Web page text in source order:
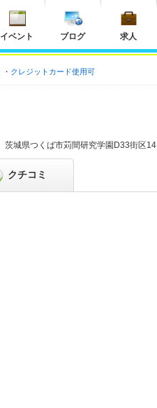
イベント ブログ 求人
クレジットカード使用可
茨城県つくば市苅間研究学園D33街区14
クチコミ